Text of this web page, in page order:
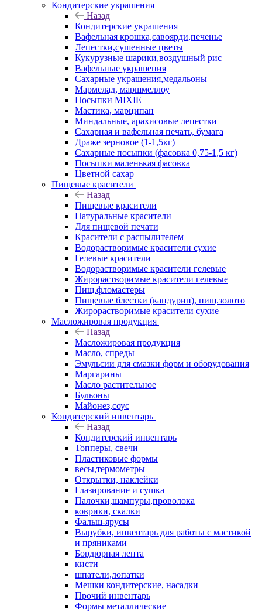
Кондитерские украшения
Назад
Кондитерские украшения
Вафельная крошка,савоярди,печенье
Лепестки,сушенные цветы
Кукурузные шарики,воздушный рис
Вафельные украшения
Сахарные украшения,медальоны
Мармелад, маршмеллоу
Посыпки MIXIE
Мастика, марципан
Миндальные, арахисовые лепестки
Сахарная и вафельная печать, бумага
Драже зерновое (1-1,5кг)
Сахарные посыпки (фасовка 0,75-1,5 кг)
Посыпки маленькая фасовка
Цветной сахар
Пищевые красители
Назад
Пищевые красители
Натуральные красители
Для пищевой печати
Красители с распылителем
Водорастворимые красители сухие
Гелевые красители
Водорастворимые красители гелевые
Жирорастворимые красители гелевые
Пищ.фломастеры
Пищевые блестки (кандурин), пищ.золото
Жирорастворимые красители сухие
Масложировая продукция
Назад
Масложировая продукция
Масло, спреды
Эмульсии для смазки форм и оборудования
Маргарины
Масло растительное
Бульоны
Майонез,соус
Кондитерский инвентарь
Назад
Кондитерский инвентарь
Топперы, свечи
Пластиковые формы
весы,термометры
Открытки, наклейки
Глазирование и сушка
Палочки,шампуры,проволока
коврики, скалки
Фальш-ярусы
Вырубки, инвентарь для работы с мастикой
и пряниками
Бордюрная лента
кисти
шпатели,лопатки
Мешки кондитерские, насадки
Прочий инвентарь
Формы металлические